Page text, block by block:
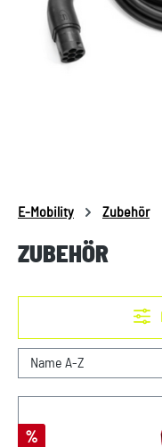
E-Mobility Zubehör
ZUBEHÖR
Rabatt
%